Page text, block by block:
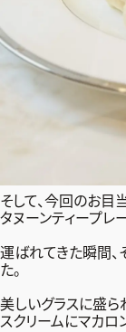
そして、今回のお目
タヌーンティープレー
運ばれてきた瞬間
た。
美しいグラスに盛ら
スクリームにマカロ